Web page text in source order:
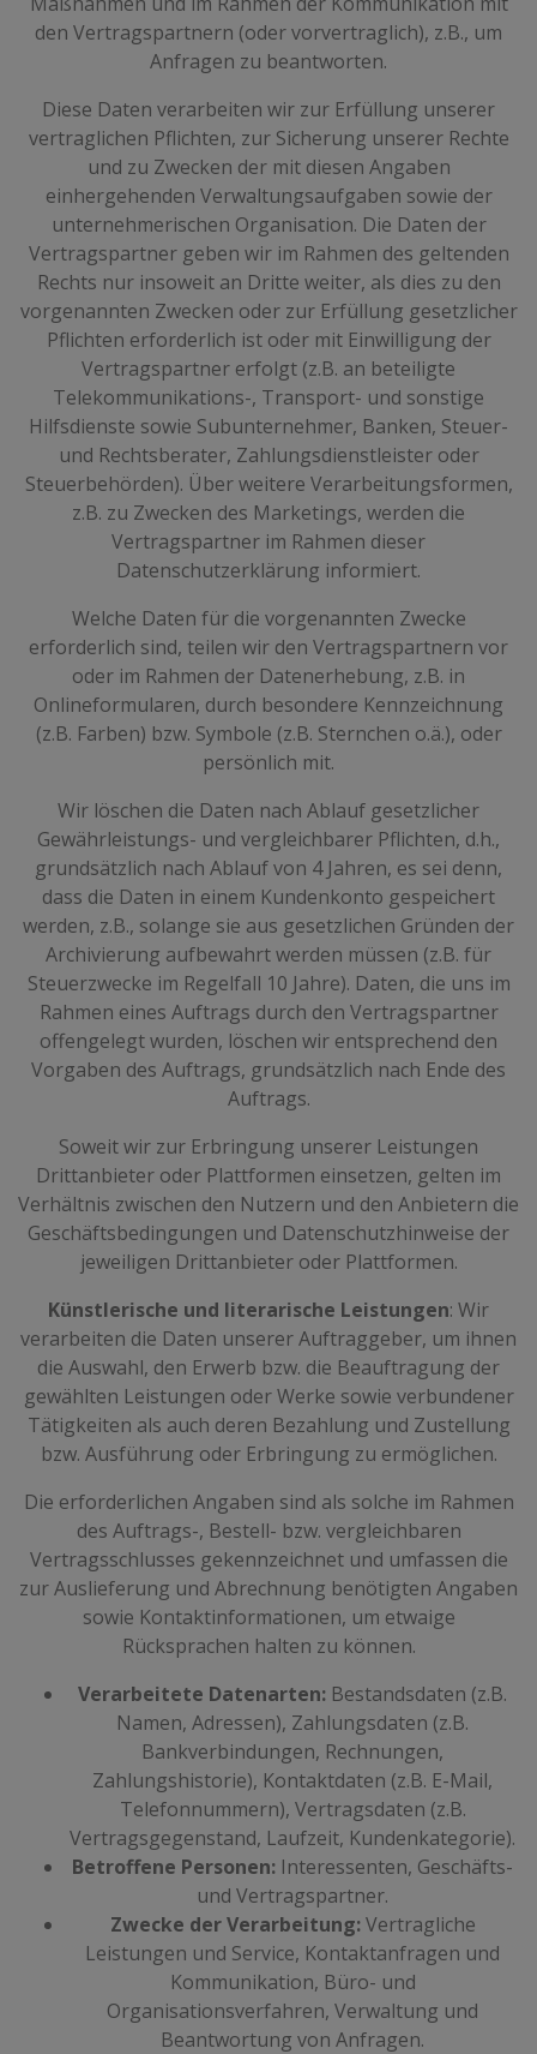
den Vertragspartnern (oder vorvertraglich), z.B., um
Anfragen zu beantworten.
Diese Daten verarbeiten wir zur Erfüllung unserer
vertraglichen Pflichten, zur Sicherung unserer Rechte
und zu Zwecken der mit diesen Angaben
einhergehenden Verwaltungsaufgaben sowie der
unternehmerischen Organisation. Die Daten der
Vertragspartner geben wir im Rahmen des geltenden
Rechts nur insoweit an Dritte weiter, als dies zu den
vorgenannten Zwecken oder zur Erfüllung gesetzlicher
Pflichten erforderlich ist oder mit Einwilligung der
Vertragspartner erfolgt (z.B. an beteiligte
Telekommunikations-, Transport- und sonstige
Hilfsdienste sowie Subunternehmer, Banken, Steuer-
und Rechtsberater, Zahlungsdienstleister oder
Steuerbehörden). Über weitere Verarbeitungsformen,
z.B. zu Zwecken des Marketings, werden die
Vertragspartner im Rahmen dieser
Datenschutzerklärung informiert.
Welche Daten für die vorgenannten Zwecke
erforderlich sind, teilen wir den Vertragspartnern vor
oder im Rahmen der Datenerhebung, z.B. in
Onlineformularen, durch besondere Kennzeichnung
(z.B. Farben) bzw. Symbole (z.B. Sternchen o.ä.), oder
persönlich mit.
Wir löschen die Daten nach Ablauf gesetzlicher
Gewährleistungs- und vergleichbarer Pflichten, d.h.,
grundsätzlich nach Ablauf von 4 Jahren, es sei denn,
dass die Daten in einem Kundenkonto gespeichert
werden, z.B., solange sie aus gesetzlichen Gründen der
Archivierung aufbewahrt werden müssen (z.B. für
Steuerzwecke im Regelfall 10 Jahre). Daten, die uns im
Rahmen eines Auftrags durch den Vertragspartner
offengelegt wurden, löschen wir entsprechend den
Vorgaben des Auftrags, grundsätzlich nach Ende des
Auftrags.
Soweit wir zur Erbringung unserer Leistungen
Drittanbieter oder Plattformen einsetzen, gelten im
Verhältnis zwischen den Nutzern und den Anbietern die
Geschäftsbedingungen und Datenschutzhinweise der
jeweiligen Drittanbieter oder Plattformen.
Künstlerische und literarische Leistungen: Wir
verarbeiten die Daten unserer Auftraggeber, um ihnen
die Auswahl, den Erwerb bzw. die Beauftragung der
gewählten Leistungen oder Werke sowie verbundener
Tätigkeiten als auch deren Bezahlung und Zustellung
bzw. Ausführung oder Erbringung zu ermöglichen.
Die erforderlichen Angaben sind als solche im Rahmen
des Auftrags-, Bestell- bzw. vergleichbaren
Vertragsschlusses gekennzeichnet und umfassen die
zur Auslieferung und Abrechnung benötigten Angaben
sowie Kontaktinformationen, um etwaige
Rücksprachen halten zu können.
Verarbeitete Datenarten: Bestandsdaten (z.B.
Namen, Adressen), Zahlungsdaten (z.B.
Bankverbindungen, Rechnungen,
Zahlungshistorie), Kontaktdaten (z.B. E-Mail,
Telefonnummern), Vertragsdaten (z.B.
Vertragsgegenstand, Laufzeit, Kundenkategorie).
Betroffene Personen: Interessenten, Geschäfts-
und Vertragspartner.
Zwecke der Verarbeitung:Vertragliche
Leistungen und Service, Kontaktanfragen und
Kommunikation, Büro- und
Organisationsverfahren, Verwaltung und
Beantwortung von Anfragen.